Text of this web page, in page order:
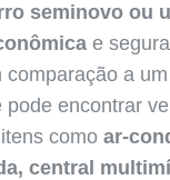
seminovo ou
e
comparação a um
pode encontrar
como ar-
central